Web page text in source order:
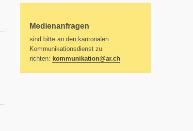
Medienanfragen
sind bitte an den kantonalen
Kommunikationsdienst zu
richten: kommunikation@ar.ch